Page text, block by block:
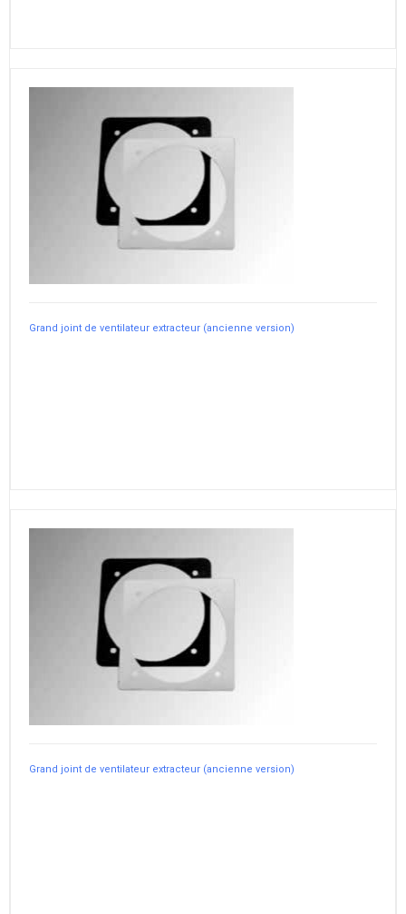
Grand joint de ventilateur extracteur (ancienne version)
Grand joint de ventilateur extracteur (ancienne version)